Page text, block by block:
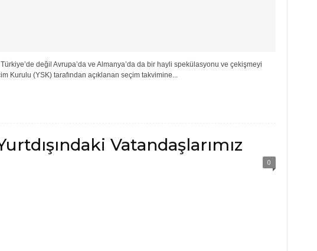
değil Avrupa’da ve Almanya’da da bir hayli spekülasyonu ve çekişmeyi
Kurulu (YSK) tarafından açıklanan seçim takvimine...
Vatandaşlarımız
0